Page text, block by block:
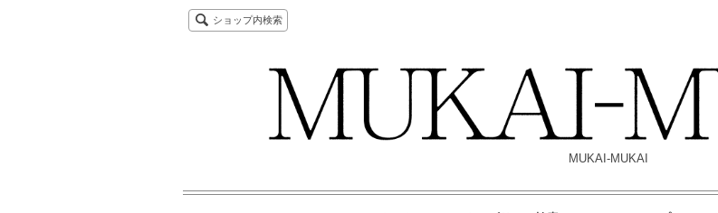
ショップ内検索
MUKAI-MUKAI